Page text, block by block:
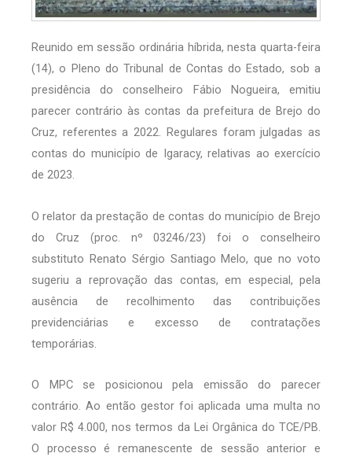
Reunido em sessão ordinária híbrida, nesta quarta-feira
(14), o Pleno do Tribunal de Contas do Estado, sob a
presidência do conselheiro Fábio Nogueira, emitiu
parecer contrário às contas da prefeitura de Brejo do
Cruz, referentes a 2022. Regulares foram julgadas as
contas do município de Igaracy, relativas ao exercício
de 2023.
O relator da prestação de contas do município de Brejo
do Cruz (proc. nº 03246/23) foi o conselheiro
substituto Renato Sérgio Santiago Melo, que no voto
sugeriu a reprovação das contas, em especial, pela
ausência de recolhimento das contribuições
previdenciárias e excesso de contratações
temporárias.
O MPC se posicionou pela emissão do parecer
contrário. Ao então gestor foi aplicada uma multa no
valor R$ 4.000, nos termos da Lei Orgânica do TCE/PB.
O processo é remanescente de sessão anterior e